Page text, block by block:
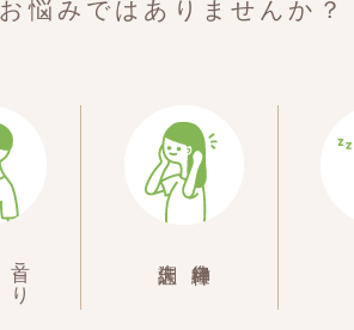
お悩みではありませんか？
首こり